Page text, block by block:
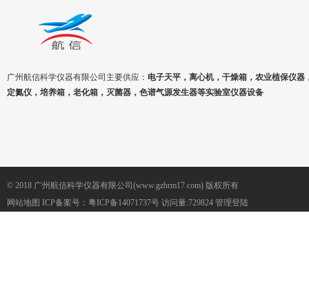
广州航信科学仪器有限公司主要供应： 电子天平，离心机，干燥箱，农业植保仪器
定氮仪，培养箱，老化箱，灭菌器，色谱气源发生器等实验室仪器设备
© 2018 广州航信科学仪器有限公司(www.gzhrm17.com) 版权所有
网站地图 ICP备案号： 粤ICP备14071737号 访问量:729824 管理登陆